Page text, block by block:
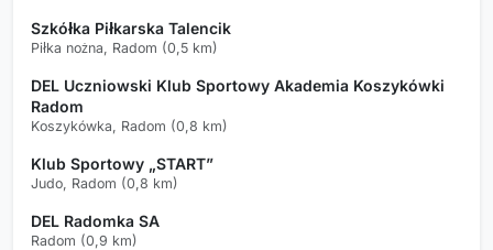
Szkółka Piłkarska Talencik
Piłka nożna, Radom (0,5 km)
DEL Uczniowski Klub Sportowy Akademia Koszykówki
Radom
Koszykówka, Radom (0,8 km)
Klub Sportowy „START”
Judo, Radom (0,8 km)
DEL Radomka SA
Radom (0,9 km)